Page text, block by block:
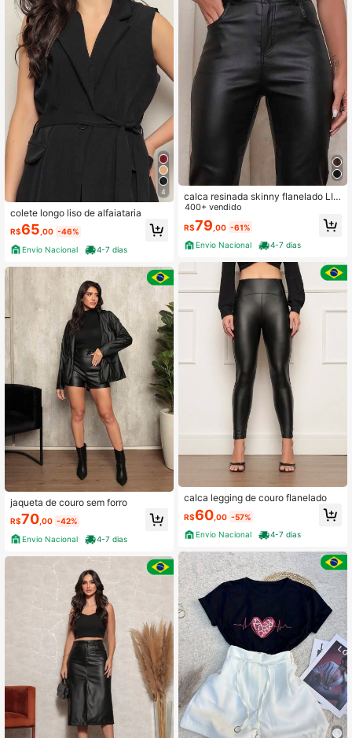
4
colete longo liso de alfaiataria
R$65 ,00 -46%
Envio Nacional
4-7 dias
jaqueta de couro sem forro
R$70 ,00 -42%
Envio Nacional
4-7 dias
calca resinada skinny flanelado LIS
O BASICA importado
400+ vendido
R$79 ,00 -61%
Envio Nacional
4-7 dias
calca legging de couro flanelado
R$60 ,00 -57%
Envio Nacional
4-7 dias